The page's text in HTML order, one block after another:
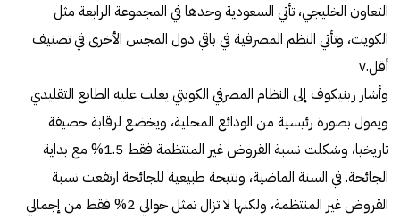
التعاون الخليجي، تأتي السعودية وحدها في المجموعة الرابعة مثل
الكويت، وتأتي النظم المصرفية في باقي دول المجس الأخرى في تصنيف
أقل.v
وأشار ربنيكوف إلى النظام المصرفي الكويتي يغلب عليه الطابع التقليدي
ويمول بصورة رئيسية من الودائع المحلية، ويخضع لرقابة حصيفة
تاريخيا، وشكلت نسبة القروض غير المنتظمة فقط 1.5% مع بداية
الجائحة. في السنة الماضية، ونتيجة طبيعية للجائحة ارتفعت نسبة
القروض غير المنتظمة، ولكنها لا تزال تمثل حوالي 2% فقط من إجمالي